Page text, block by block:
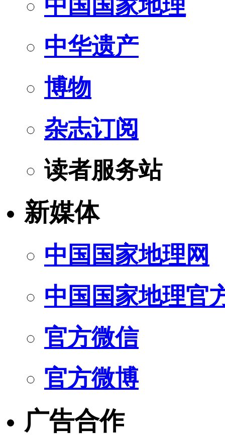
中国国家地理
中华遗产
博物
杂志订阅
读者服务站
新媒体
中国国家地理网
中国国家地理官
官方微信
官方微博
广告合作